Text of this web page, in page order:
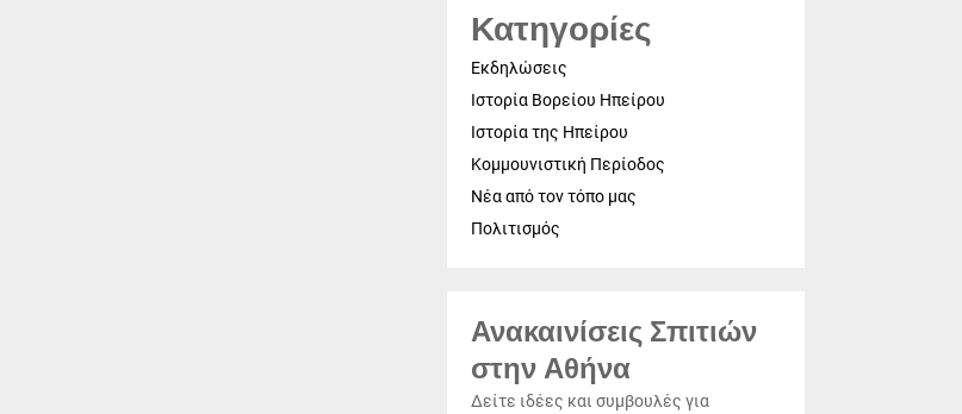
Κατηγορίες
Εκδηλώσεις
Ιστορία Βορείου Ηπείρου
Ιστορία της Ηπείρου
Κομμουνιστική Περίοδος
Νέα από τον τόπο μας
Πολιτισμός
Ανακαινίσεις Σπιτιών
στην Αθήνα
Δείτε ιδέες και συμβουλές για